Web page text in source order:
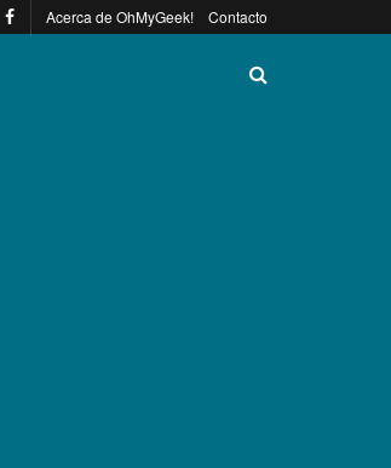
Acerca de OhMyGeek! Contacto